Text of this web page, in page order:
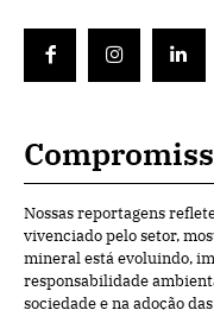
Nossas reportagens
vivenciado pelo setor,
mineral está evoluindo,
responsabilidade
sociedade e na adoção